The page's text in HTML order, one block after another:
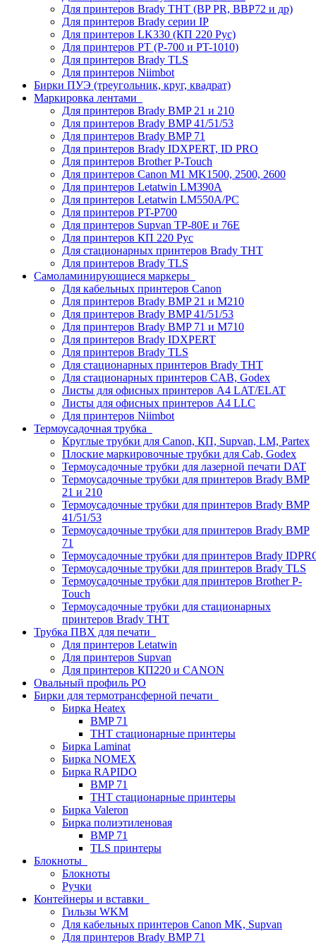
Для принтеров Brady THT (BP PR, BBP72 и др)
Для принтеров Brady серии IP
Для принтеров LK330 (КП 220 Рус)
Для принтеров PT (P-700 и PT-1010)
Для принтеров Brady TLS
Для принтеров Niimbot
Бирки ПУЭ (треугольник, круг, квадрат)
Маркировка лентами
Для принтеров Brady BMP 21 и 210
Для принтеров Brady BMP 41/51/53
Для принтеров Brady BMP 71
Для принтеров Brady IDXPERT, ID PRO
Для принтеров Brother P-Touch
Для принтеров Canon M1 MK1500, 2500, 2600
Для принтеров Letatwin LM390A
Для принтеров Letatwin LM550A/PC
Для принтеров PT-P700
Для принтеров Supvan TP-80E и 76E
Для принтеров КП 220 Рус
Для стационарных принтеров Brady THT
Для принтеров Brady TLS
Самоламинирующиеся маркеры
Для кабельных принтеров Canon
Для принтеров Brady BMP 21 и M210
Для принтеров Brady BMP 41/51/53
Для принтеров Brady BMP 71 и M710
Для принтеров Brady IDXPERT
Для принтеров Brady TLS
Для стационарных принтеров Brady THT
Для стационарных принтеров CAB, Godex
Листы для офисных принтеров А4 LAT/ELAT
Листы для офисных принтеров А4 LLC
Для принтеров Niimbot
Термоусадочная трубка
Круглые трубки для Canon, КП, Supvan, LM, Partex
Плоские маркировочные трубки для Cab, Godex
Термоусадочные трубки для лазерной печати DAT
Термоусадочные трубки для принтеров Brady BMP
21 и 210
Термоусадочные трубки для принтеров Brady BMP
41/51/53
Термоусадочные трубки для принтеров Brady BMP
71
Термоусадочные трубки для принтеров Brady
Термоусадочные трубки для принтеров Brady TLS
Термоусадочные трубки для принтеров Brother P-
Touch
Термоусадочные трубки для стационарных
принтеров Brady THT
Трубка ПВХ для печати
Для принтеров Letatwin
Для принтеров Supvan
Для принтеров КП220 и CANON
Овальный профиль PO
Бирки для термотрансферной печати
Бирка Heatex
BMP 71
THT стационарные принтеры
Бирка Laminat
Бирка NOMEX
Бирка RAPIDO
BMP 71
THT стационарные принтеры
Бирка Valeron
Бирка полиэтиленовая
BMP 71
TLS принтеры
Блокноты
Блокноты
Ручки
Контейнеры и вставки
Гильзы WKM
Для кабельных принтеров Canon MK, Supvan
Для принтеров Brady BMP 71